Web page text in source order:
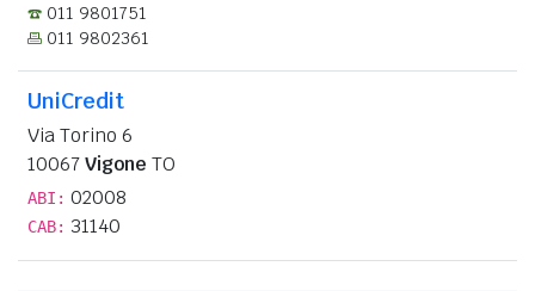
011 9801751
011 9802361
UniCredit
Via Torino 6
10067Vigone TO
ABI: 02008
CAB: 31140